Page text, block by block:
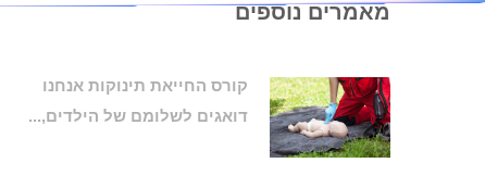
מאמרים נוספים
קורס החייאת תינוקות אנחנו
דואגים לשלומם של הילדים,...